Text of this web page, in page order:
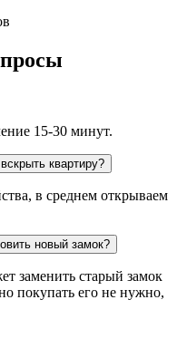
15-30 минут.
квартиру?
в среднем открываем
новый замок?
заменить старый замок
покупать его не нужно,